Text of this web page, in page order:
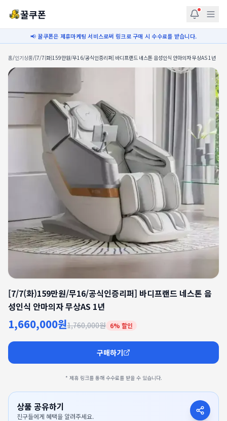
꿀쿠폰
📢 꿀쿠폰은 제휴마케팅 서비스로써 링크로 구매 시 수수료를 받습니다.
홈/인기상품/[7/7(화)159만원/무16/공식인증리퍼] 바디프랜드 네스톤 음성인식 안마의자 무상AS 1년
[7/7(화)159만원/무16/공식인증리퍼] 바디프랜드 네스톤 음
성인식 안마의자 무상AS 1년
1,660,000원1,760,000원 6% 할인
구매하기
* 제휴 링크를 통해 수수료를 받을 수 있습니다.
상품 공유하기
친구들에게 혜택을 알려주세요.